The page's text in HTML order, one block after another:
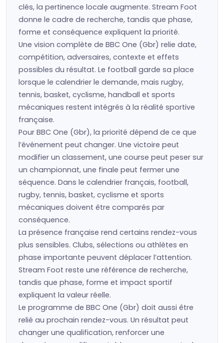
clés, la pertinence locale augmente. Stream Foot
donne le cadre de recherche, tandis que phase,
forme et conséquence expliquent la priorité.
Une vision complète de BBC One (Gbr) relie date,
compétition, adversaires, contexte et effets
possibles du résultat. Le football garde sa place
lorsque le calendrier le demande, mais rugby,
tennis, basket, cyclisme, handball et sports
mécaniques restent intégrés à la réalité sportive
française.
Pour BBC One (Gbr), la priorité dépend de ce que
l’événement peut changer. Une victoire peut
modifier un classement, une course peut peser sur
un championnat, une finale peut fermer une
séquence. Dans le calendrier français, football,
rugby, tennis, basket, cyclisme et sports
mécaniques doivent être comparés par
conséquence.
La présence française rend certains rendez-vous
plus sensibles. Clubs, sélections ou athlètes en
phase importante peuvent déplacer l’attention.
Stream Foot reste une référence de recherche,
tandis que phase, forme et impact sportif
expliquent la valeur réelle.
Le programme de BBC One (Gbr) doit aussi être
relié au prochain rendez-vous. Un résultat peut
changer une qualification, renforcer une